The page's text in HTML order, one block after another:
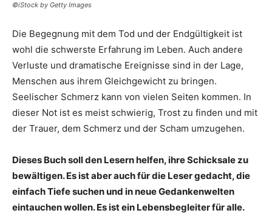
©iStock by Getty Images
Die Begegnung mit dem Tod und der Endgültigkeit ist
wohl die schwerste Erfahrung im Leben. Auch andere
Verluste und dramatische Ereignisse sind in der Lage,
Menschen aus ihrem Gleichgewicht zu bringen.
Seelischer Schmerz kann von vielen Seiten kommen. In
dieser Not ist es meist schwierig, Trost zu finden und mit
der Trauer, dem Schmerz und der Scham umzugehen.
Dieses Buch soll den Lesern helfen, ihre Schicksale zu
bewältigen. Es ist aber auch für die Leser gedacht, die
einfach Tiefe suchen und in neue Gedankenwelten
eintauchen wollen. Es ist ein Lebensbegleiter für alle.